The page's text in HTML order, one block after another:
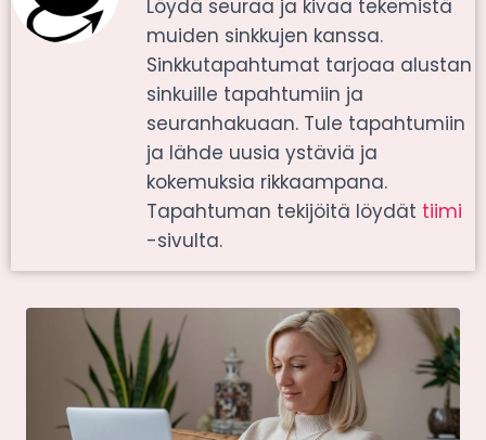
Löydä seuraa ja kivaa tekemistä
muiden sinkkujen kanssa.
Sinkkutapahtumat tarjoaa alustan
sinkuille tapahtumiin ja
seuranhakuaan. Tule tapahtumiin
ja lähde uusia ystäviä ja
kokemuksia rikkaampana.
Tapahtuman tekijöitä löydät tiimi
-sivulta.